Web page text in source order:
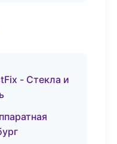
- Стекла и